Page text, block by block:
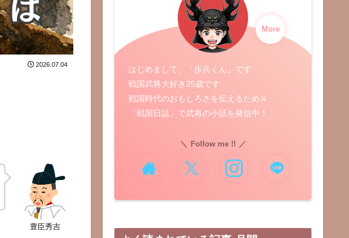
2026.07.04
豊臣秀吉
More
はじめまして、「歩兵くん」です
戦国武将大好き25歳です
戦国時代のおもしろさを伝えるため⚔️
「戦国日誌」で武将の小話を発信中！
Follow me !!